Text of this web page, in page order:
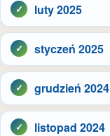
luty 2025
styczeń 2025
grudzień 2024
listopad 2024